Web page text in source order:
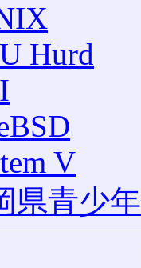
Hurd
V
県青少